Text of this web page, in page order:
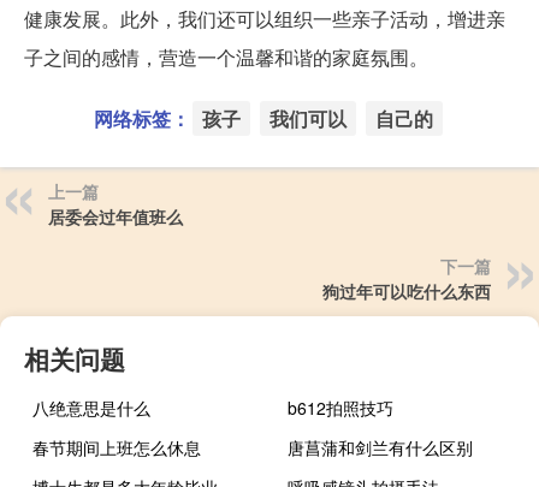
健康发展。此外，我们还可以组织一些亲子活动，增进亲
子之间的感情，营造一个温馨和谐的家庭氛围。
网络标签： 孩子 我们可以 自己的
上一篇
居委会过年值班么
下一篇
狗过年可以吃什么东西
相关问题
八绝意思是什么
b612拍照技巧
春节期间上班怎么休息
唐菖蒲和剑兰有什么区别